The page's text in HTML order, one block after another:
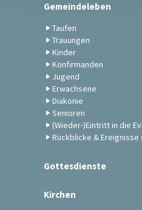
Gemeindeleben
Taufen
Trauungen
Kinder
Konfirmanden
Jugend
Erwachsene
Diakonie
Senioren
(Wieder-)Eintritt in die
Rückblicke & Ereignisse
Gottesdienste
Kirchen